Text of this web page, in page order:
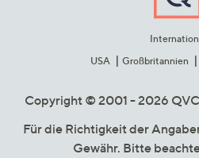
USA
Großbritannien
Copyright © 2001 - 2026 QVC
Für die Richtigkeit der
Gewähr. Bitte